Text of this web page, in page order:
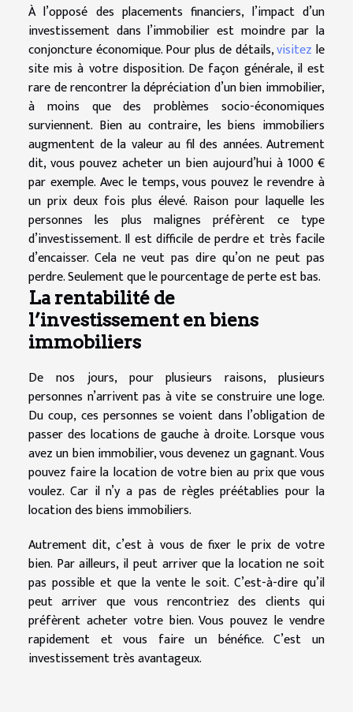
À l’opposé des placements financiers, l’impact d’un
investissement dans l’immobilier est moindre par la
conjoncture économique. Pour plus de détails,visitez le
site mis à votre disposition. De façon générale, il est
rare de rencontrer la dépréciation d’un bien immobilier,
à moins que des problèmes socio-économiques
surviennent. Bien au contraire, les biens immobiliers
augmentent de la valeur au fil des années. Autrement
dit, vous pouvez acheter un bien aujourd’hui à 1000 €
par exemple. Avec le temps, vous pouvez le revendre à
un prix deux fois plus élevé. Raison pour laquelle les
personnes les plus malignes préfèrent ce type
d’investissement. Il est difficile de perdre et très facile
d’encaisser. Cela ne veut pas dire qu’on ne peut pas
perdre. Seulement que le pourcentage de perte est bas.
La rentabilité de
l’investissement en biens
immobiliers
De nos jours, pour plusieurs raisons, plusieurs
personnes n’arrivent pas à vite se construire une loge.
Du coup, ces personnes se voient dans l’obligation de
passer des locations de gauche à droite. Lorsque vous
avez un bien immobilier, vous devenez un gagnant. Vous
pouvez faire la location de votre bien au prix que vous
voulez. Car il n’y a pas de règles préétablies pour la
location des biens immobiliers.
Autrement dit, c’est à vous de fixer le prix de votre
bien. Par ailleurs, il peut arriver que la location ne soit
pas possible et que la vente le soit. C’est-à-dire qu’il
peut arriver que vous rencontriez des clients qui
préfèrent acheter votre bien. Vous pouvez le vendre
rapidement et vous faire un bénéfice. C’est un
investissement très avantageux.